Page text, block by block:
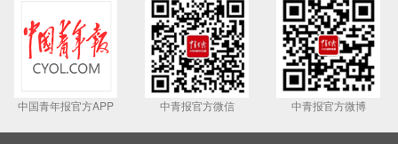
中国青年报官方APP 中青报官方微信 中青报官方微博